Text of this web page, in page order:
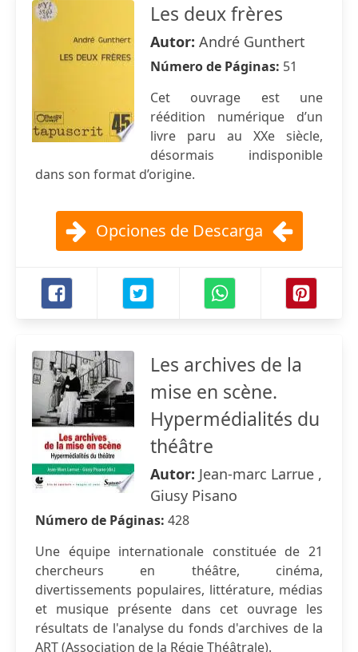
Les deux frères
Autor: André Gunthert
Número de Páginas: 51
Cet ouvrage est une
réédition numérique d’un
livre paru au XXe siècle,
désormais indisponible
dans son format d’origine.
Opciones de Descarga
Les archives de la
mise en scène.
Hypermédialités du
théâtre
Autor: Jean-marc Larrue ,
Giusy Pisano
Número de Páginas: 428
Une équipe internationale constituée de 21
chercheurs en théâtre, cinéma,
divertissements populaires, littérature, médias
et musique présente dans cet ouvrage les
résultats de l'analyse du fonds d'archives de la
ART (Association de la Régie Théâtrale).